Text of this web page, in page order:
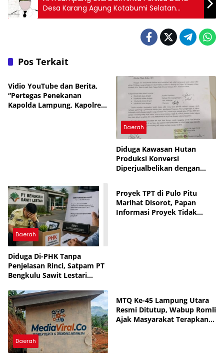
Desa Karang Agung Kotabumi Selatan
Tahun 2024, Diduga Sarat Penyimpangan
dan Proyek Kurang Volume, Berikut Datanya
Pos Terkait
Daerah
Vidio YouTube dan Berita,
“Pertegas Penekanan
Kapolda Lampung, Kapolres
Daerah
Diduga Kawasan Hutan
Produksi Konversi
Diperjualbelikan dengan
Daerah
Diduga Di-PHK Tanpa
Penjelasan Rinci, Satpam PT
Bengkulu Sawit Lestari
Daerah
Proyek TPT di Pulo Pitu
Marihat Disorot, Papan
Informasi Proyek Tidak
Daerah
MTQ Ke-45 Lampung Utara
Resmi Ditutup, Wabup Romli
Ajak Masyarakat Terapkan